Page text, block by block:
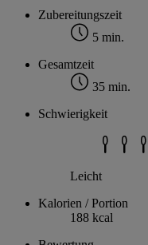
Zubereitungszeit
5 min.
Gesamtzeit
35 min.
Schwierigkeit
Leicht
Kalorien / Portion
188 kcal